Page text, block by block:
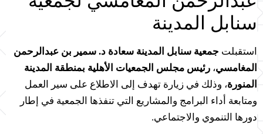
سنابل المدينة
استقبلت جمعية سنابل المدينة سعادة د. سمير بن عبدالرحمن
المغامسي، رئيس مجلس الجمعيات الأهلية بمنطقة المدينة
المنورة، وذلك في زيارة تهدف إلى الاطلاع على سير العمل
ومتابعة أداء البرامج والمشاريع التي تنفذها الجمعية في إطار
دورها التنموي والاجتماعي.